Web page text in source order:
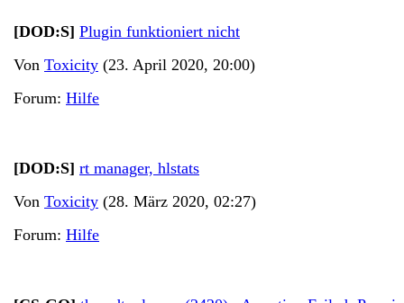
[DOD:S] Plugin funktioniert nicht
Von Toxicity (23. April 2020, 20:00)
Forum: Hilfe
[DOD:S] rt manager, hlstats
Von Toxicity (28. März 2020, 02:27)
Forum: Hilfe